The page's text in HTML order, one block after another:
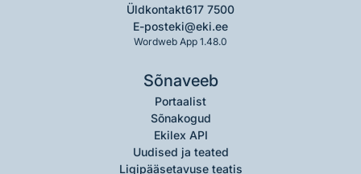
Üldkontakt617 7500
E-posteki@eki.ee
Wordweb App 1.48.0
Sõnaveeb
Portaalist
Sõnakogud
Ekilex API
Uudised ja teated
Ligipääsetavuse teatis